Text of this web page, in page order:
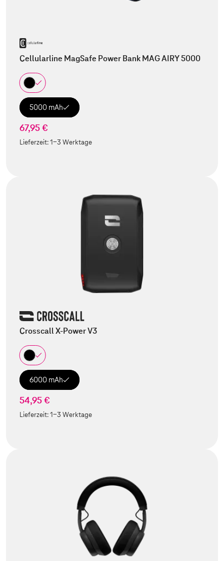
Cellularline MagSafe Power Bank MAG AIRY 5000
5000 mAh
67,95 €
Lieferzeit:1-3 Werktage
Crosscall X-Power V3
6000 mAh
54,95 €
Lieferzeit:1-3 Werktage